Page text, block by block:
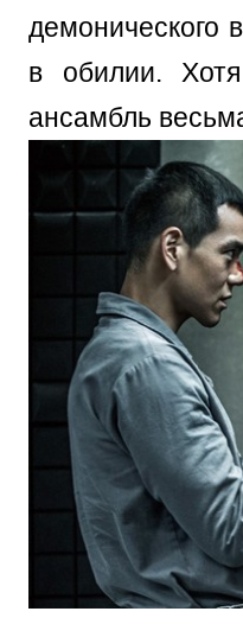
демонического
в обилии.
ансамбль